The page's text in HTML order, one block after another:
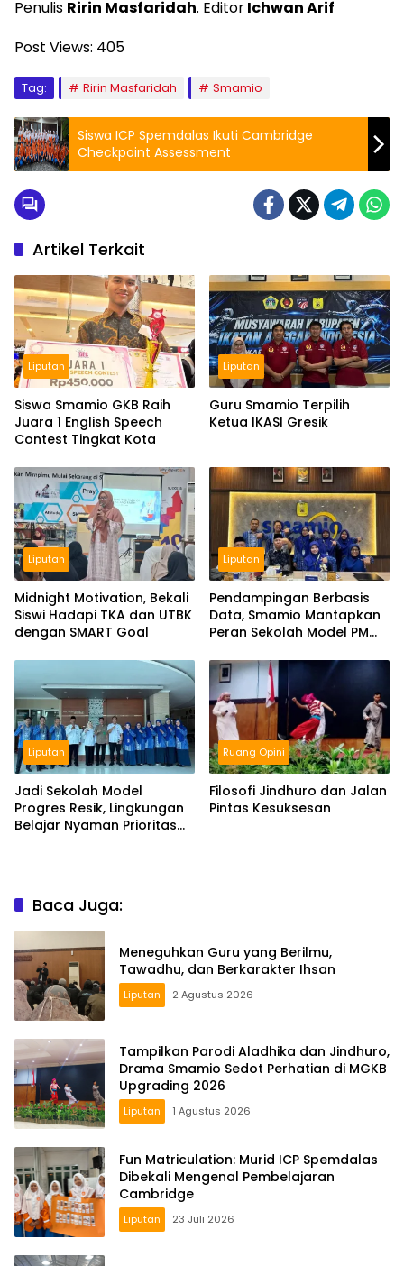
Penulis Ririn Masfaridah. EditorIchwan Arif
Post Views: 405
Tag: Ririn Masfaridah Smamio
Siswa ICP Spemdalas Ikuti Cambridge
Checkpoint Assessment
Artikel Terkait
Liputan
Siswa Smamio GKB Raih
Juara 1 English Speech
Contest Tingkat Kota
Liputan
Guru Smamio Terpilih
Ketua IKASI Gresik
Liputan
Midnight Motivation, Bekali
Siswi Hadapi TKA dan UTBK
dengan SMART Goal
Liputan
Pendampingan Berbasis
Data, Smamio Mantapkan
Peran Sekolah Model PM
Liputan
Jadi Sekolah Model
Progres Resik, Lingkungan
Belajar Nyaman Prioritas
Ruang Opini
Filosofi Jindhuro dan Jalan
Pintas Kesuksesan
Baca Juga:
Meneguhkan Guru yang Berilmu,
Tawadhu, dan Berkarakter Ihsan
Liputan 2 Agustus 2026
Tampilkan Parodi Aladhika dan Jindhuro,
Drama Smamio Sedot Perhatian di MGKB
Upgrading 2026
Liputan 1 Agustus 2026
Fun Matriculation: Murid ICP Spemdalas
Dibekali Mengenal Pembelajaran
Cambridge
Liputan 23 Juli 2026